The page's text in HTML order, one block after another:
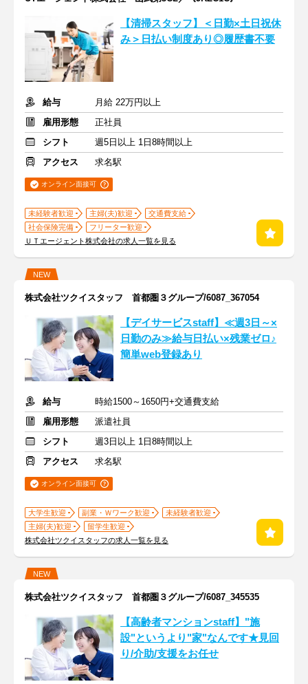
【清掃スタッフ】＜日勤×土日祝休
み＞日払い制度あり◎履歴書不要
給与
月給 22万円以上
雇用形態
正社員
シフト
週5日以上 1日8時間以上
アクセス
求名駅
オンライン面接可
未経験者歓迎 主婦(夫)歓迎
交通費支給
社会保険完備
フリーター歓迎
ＵＴエージェント株式会社の求人一覧を見る
NEW
株式会社ツクイスタッフ 首都圏３グループ/6087_367054
【デイサービスstaff】≪週3日～×
日勤のみ≫給与日払い×残業ゼロ♪
簡単web登録あり
給与
時給1500～1650円+交通費支給
雇用形態
派遣社員
シフト
週3日以上 1日8時間以上
アクセス
求名駅
オンライン面接可
大学生歓迎 副業・Ｗワーク歓迎
未経験者歓迎
主婦(夫)歓迎
留学生歓迎
株式会社ツクイスタッフの求人一覧を見る
NEW
株式会社ツクイスタッフ 首都圏３グループ/6087_345535
【高齢者マンションstaff】"施
設"というより"家"なんです★見回
り/介助/支援をお任せ